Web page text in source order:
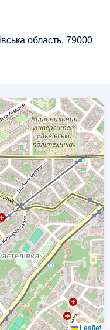
область, 79000
Leaflet